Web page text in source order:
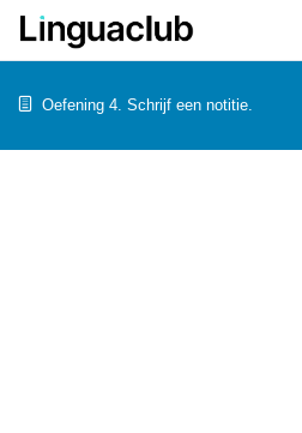
Oefening 4. Schrijf een notitie.